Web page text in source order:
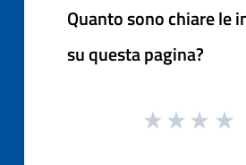
Quanto sono chiare le
su questa pagina?